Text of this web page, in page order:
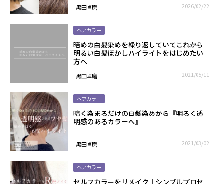
黒田卓磨 2026/02/22
ヘアカラー
暗めの白髪染めを繰り返していてこれから
明るい白髪ぼかしハイライトをはじめたい
方へ
黒田卓磨 2021/05/11
ヘアカラー
暗く染まるだけの白髪染めから『明るく透
明感のあるカラーへ』
黒田卓磨 2021/03/02
ヘアカラー
セルフカラーをリメイク｜シンプルプロセ